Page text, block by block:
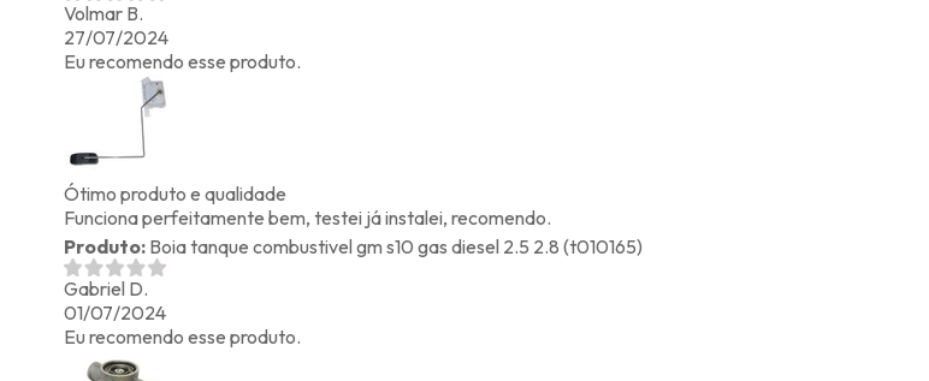
Volmar B.
27/07/2024
Eu recomendo esse produto.
Ótimo produto e qualidade
Funciona perfeitamente bem, testei já instalei, recomendo.
Produto: Boia tanque combustivel gm s10 gas diesel 2.5 2.8 (t010165)
Gabriel D.
01/07/2024
Eu recomendo esse produto.